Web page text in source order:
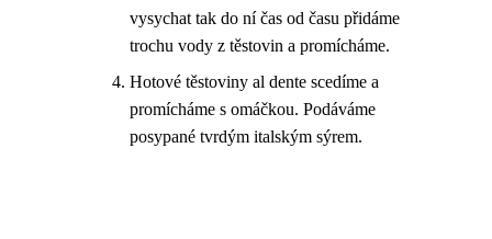
vysychat tak do ní čas od času přidáme
trochu vody z těstovin a promícháme.
Hotové těstoviny al dente scedíme a
promícháme s omáčkou. Podáváme
posypané tvrdým italským sýrem.